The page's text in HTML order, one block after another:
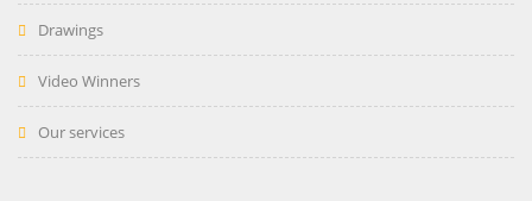
Drawings
Video Winners
Our services